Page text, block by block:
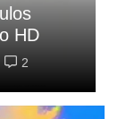
HD
3